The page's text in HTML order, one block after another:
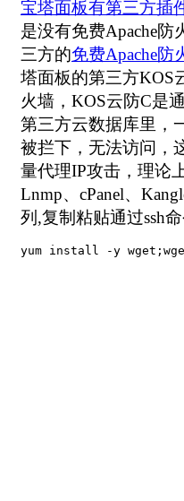
宝塔面板有第三方插
是没有免费Apache
三方的免费Apache防
塔面板的第三方KOS
火墙，KOS云防C是
第三方云数据库里，
被拦下，无法访问，
量代理IP攻击，理论
Lnmp、cPanel、
列,复制粘贴通过ssh命
yum install -y